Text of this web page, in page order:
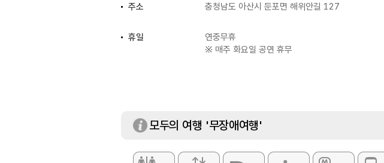
주소
충청남도 아산시 둔포면 해위안길 127
휴일
연중무휴
※ 매주 화요일 공연 휴무
모두의 여행 '무장애여행'